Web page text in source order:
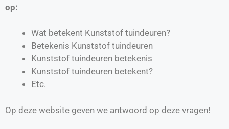
op:
Wat betekent Kunststof tuindeuren?
Betekenis Kunststof tuindeuren
Kunststof tuindeuren betekenis
Kunststof tuindeuren betekent?
Etc.
Op deze website geven we antwoord op deze vragen!